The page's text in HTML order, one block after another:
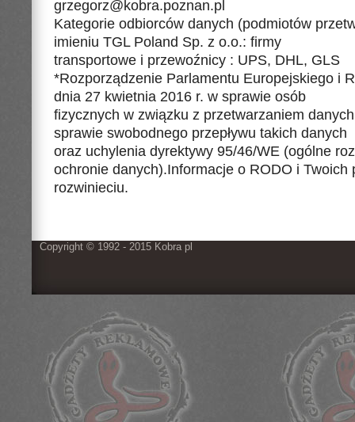
grzegorz@kobra.poznan.pl
Kategorie odbiorców danych (podmiotów
imieniu TGL Poland Sp. z o.o.: firmy
transportowe i przewoźnicy : UPS, DHL, GLS
*Rozporządzenie Parlamentu Europejskiego i
dnia 27 kwietnia 2016 r. w sprawie osób
fizycznych w związku z przetwarzaniem
sprawie swobodnego przepływu takich danych
oraz uchylenia dyrektywy 95/46/WE (ogólne
ochronie danych).Informacje o RODO i Twoich
rozwinieciu.
Copyright © 1992 - 2015 Kobra pl